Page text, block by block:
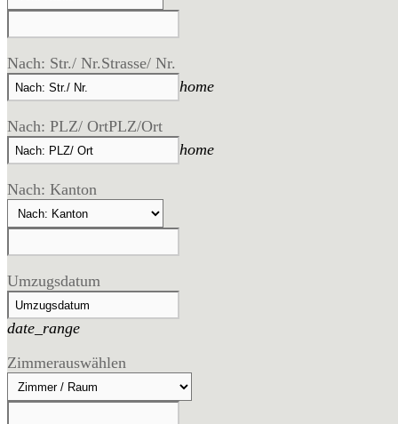
Nach: Str./ Nr.Strasse/ Nr.
home
Nach: PLZ/ OrtPLZ/Ort
home
Nach: Kanton
Umzugsdatum
date_range
Zimmerauswählen